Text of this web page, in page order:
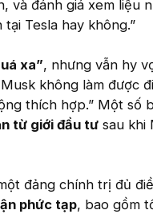
và đánh giá xem liệu
Tesla hay không.”
xa”, nhưng vẫn hy
không làm được
thích hợp.” Một số
từ giới đầu tư sau khi
đảng chính trị đủ
phức tạp, bao gồm